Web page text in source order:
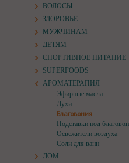
ВОЛОСЫ
ЗДОРОВЬЕ
МУЖЧИНАМ
ДЕТЯМ
СПОРТИВНОЕ ПИТАНИЕ
SUPERFOODS
АРОМАТЕРАПИЯ
Эфирные масла
Духи
Благовония
Подставки под
Освежители воздуха
Соли для ванн
ДОМ